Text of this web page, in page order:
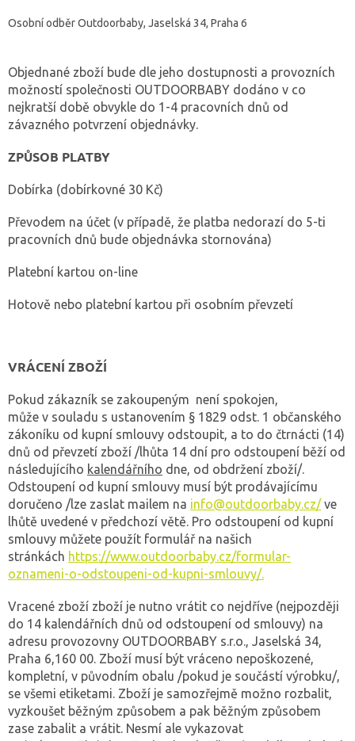
Osobní odběr Outdoorbaby, Jaselská 34, Praha 6
Objednané zboží bude dle jeho dostupnosti a provozních
možností společnosti OUTDOORBABY dodáno v co
nejkratší době obvykle do 1-4 pracovních dnů od
závazného potvrzení objednávky.
ZPŮSOB PLATBY
Dobírka (dobírkovné 30 Kč)
Převodem na účet (v případě, že platba nedorazí do 5-ti
pracovních dnů bude objednávka stornována)
Platební kartou on-line
Hotově nebo platební kartou při osobním převzetí
VRÁCENÍ ZBOŽÍ
Pokud zákazník se zakoupeným není spokojen,
může v souladu s ustanovením § 1829 odst. 1 občanského
zákoníku od kupní smlouvy odstoupit, a to do čtrnácti (14)
dnů od převzetí zboží /lhůta 14 dní pro odstoupení běží od
následujícího kalendářního dne, od obdržení zboží/.
Odstoupení od kupní smlouvy musí být prodávajícímu
doručeno /lze zaslat mailem na info@outdoorbaby.cz/ve
lhůtě uvedené v předchozí větě. Pro odstoupení od kupní
smlouvy můžete použít formulář na našich
stránkách https://www.outdoorbaby.cz/formular-
oznameni-o-odstoupeni-od-kupni-smlouvy/.
Vracené zboží zboží je nutno vrátit co nejdříve (nejpozději
do 14 kalendářních dnů od odstoupení od smlouvy) na
adresu provozovny OUTDOORBABY s.r.o., Jaselská 34,
Praha 6,160 00. Zboží musí být vráceno nepoškozené,
kompletní, v původním obalu /pokud je součástí výrobku/,
se všemi etiketami. Zboží je samozřejmě možno rozbalit,
vyzkoušet běžným způsobem a pak běžným způsobem
zase zabalit a vrátit. Nesmí ale vykazovat